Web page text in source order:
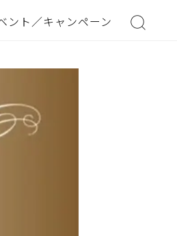
ント／キャンペーン